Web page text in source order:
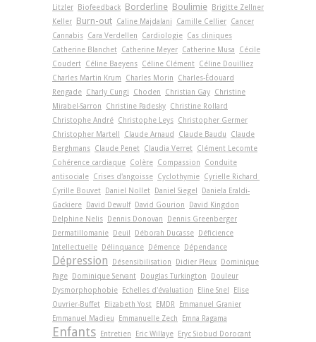
Litzler Biofeedback Borderline Boulimie Brigitte Zellner
Keller Burn-out Caline Majdalani Camille Cellier Cancer
Cannabis Cara Verdellen Cardiologie Cas cliniques
Catherine Blanchet Catherine Meyer Catherine Musa
Cécile
Coudert Céline Baeyens Céline Clément Céline Douilliez
Charles Martin Krum
Charles Morin
Charles-Édouard
Rengade Charly Cungi Choden Christian Gay Christine
Mirabel-Sarron
Christine Padesky Christine Rollard
Christophe André Christophe Leys Christopher Germer
Christopher Martell
Claude Arnaud Claude Baudu
Claude
Berghmans Claude Penet Claudia Verret Clément Lecomte
Cohérence cardiaque Colère Compassion
Conduite
antisociale Crises d'angoisse Cyclothymie Cyrielle Richard
Cyrille Bouvet Daniel Nollet Daniel Siegel
Daniela Eraldi-
Gackiere David Dewulf David Gourion
David Kingdon
Delphine Nelis Dennis Donovan
Dennis Greenberger
Dermatillomanie Deuil Déborah Ducasse Déficience
Intellectuelle Délinquance Démence Dépendance
Dépression Désensibilisation Didier Pleux Dominique
Page Dominique Servant Douglas Turkington
Douleur
Dysmorphophobie Echelles d'évaluation Eline Snel
Elise
Ouvrier-Buffet Elizabeth Yost EMDR
Emmanuel Granier
Emmanuel Madieu
Emmanuelle Zech Emna Ragama
Enfants Entretien Eric Willaye Eryc Siobud Dorocant